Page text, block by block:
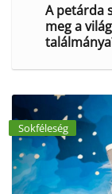
A petárda
meg a
Sokféleség